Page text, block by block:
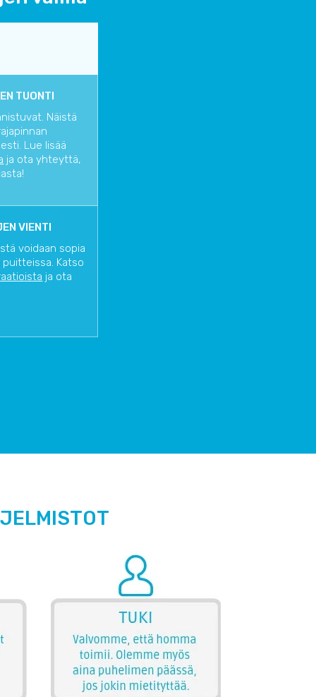
TUONTI
Näistä
Lue lisää
ja ota yhteyttä,
VIENTI
voidaan sopia
Katso
ja ota